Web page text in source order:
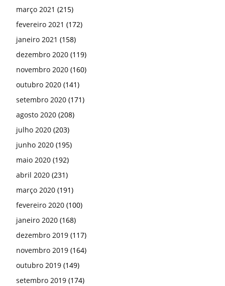
março 2021 (215)
fevereiro 2021 (172)
janeiro 2021 (158)
dezembro 2020 (119)
novembro 2020 (160)
outubro 2020 (141)
setembro 2020 (171)
agosto 2020 (208)
julho 2020 (203)
junho 2020 (195)
maio 2020 (192)
abril 2020 (231)
março 2020 (191)
fevereiro 2020 (100)
janeiro 2020 (168)
dezembro 2019 (117)
novembro 2019 (164)
outubro 2019 (149)
setembro 2019 (174)